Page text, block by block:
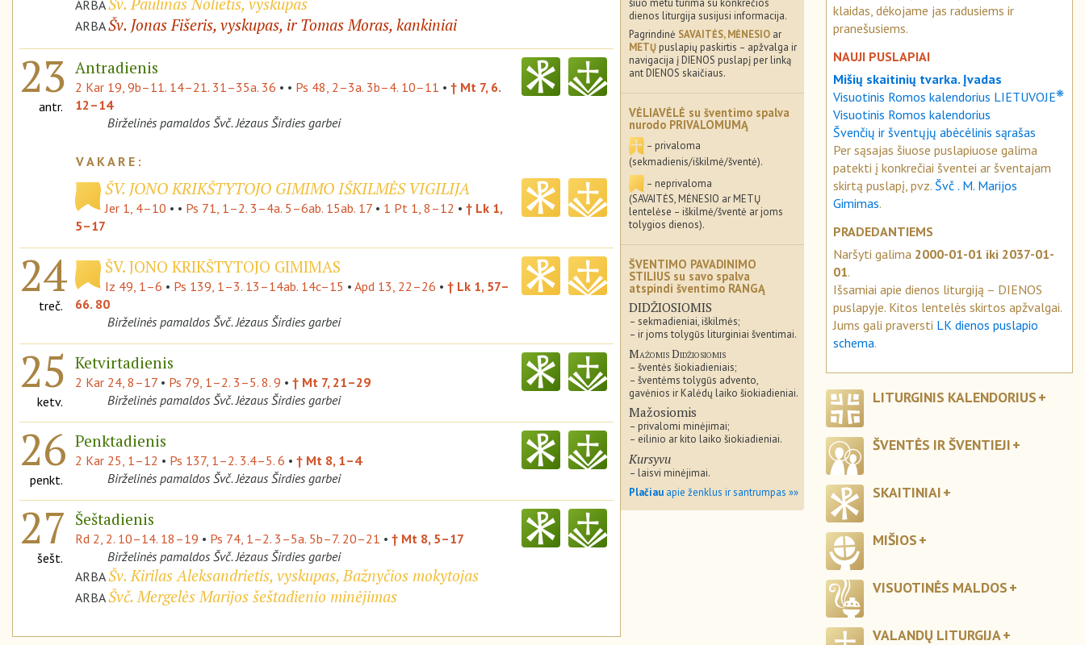
ARBA
ARBAŠv. Jonas Fišeris, vyskupas, ir Tomas Moras, kankiniai
23
antr.
Antradienis
2 Kar 19, 9b–11. 14–21. 31–35a. 36 • • Ps 48, 2–3a. 3b–4. 10–11 • † Mt 7, 6.
12–14
Birželinės pamaldos Švč. Jėzaus Širdies garbei
ŠV. JONO KRIKŠTYTOJO GIMIMO IŠKILMĖS VIGILIJA
Jer 1, 4–10 • • Ps 71, 1–2. 3–4a. 5–6ab. 15ab. 17 • 1 Pt 1, 8–12 • † Lk 1,
5–17
24
treč.
ŠV. JONO KRIKŠTYTOJO GIMIMAS
Iz 49, 1–6 • Ps 139, 1–3. 13–14ab. 14c–15 • Apd 13, 22–26 • † Lk 1, 57–
66. 80
Birželinės pamaldos Švč. Jėzaus Širdies garbei
25
ketv.
Ketvirtadienis
2 Kar 24, 8–17 • Ps 79, 1–2. 3–5. 8. 9 • † Mt 7, 21–29
Birželinės pamaldos Švč. Jėzaus Širdies garbei
26
penkt.
Penktadienis
2 Kar 25, 1–12 • Ps 137, 1–2. 3.4–5. 6 • † Mt 8, 1–4
Birželinės pamaldos Švč. Jėzaus Širdies garbei
27
šešt.
Šeštadienis
Rd 2, 2. 10–14. 18–19 • Ps 74, 1–2. 3–5a. 5b–7. 20–21 • † Mt 8, 5–17
Birželinės pamaldos Švč. Jėzaus Širdies garbei
ARBAŠv. Kirilas Aleksandrietis, vyskupas, Bažnyčios mokytojas
ARBAŠvč. Mergelės Marijos šeštadienio minėjimas
dienos liturgija susijusi informacija.
Pagrindinė SAVAITĖS, MĖNESIO ar
METŲ puslapių paskirtis – apžvalga ir
navigacija į DIENOS puslapį per linką
ant DIENOS skaičiaus.
VĖLIAVĖLĖ su šventimo spalva
nurodo PRIVALOMUMĄ
– privaloma
(sekmadienis/iškilmė/šventė).
– neprivaloma
(SAVAITĖS, MĖNESIO ar METŲ
lentelėse – iškilmė/šventė ar joms
tolygios dienos).
ŠVENTIMO PAVADINIMO
STILIUS su savo spalva
atspindi šventimo RANGĄ
DIDŽIOSIOMIS
– sekmadieniai, iškilmės;
– ir joms tolygūs liturginiai šventimai.
Mažomis Didžiosiomis
– šventės šiokiadieniais;
– šventėms tolygūs advento,
gavėnios ir Kalėdų laiko šiokiadieniai.
Mažosiomis
– privalomi minėjimai;
– eilinio ar kito laiko šiokiadieniai.
Kursyvu
– laisvi minėjimai.
Plačiau apie ženklus ir santrumpas »»
klaidas, dėkojame jas radusiems ir
pranešusiems.
NAUJI PUSLAPIAI
Mišių skaitinių tvarka. Įvadas
Visuotinis Romos kalendorius LIETUVOJE❋
Visuotinis Romos kalendorius
Švenčių ir šventųjų abėcėlinis sąrašas
Per sąsajas šiuose puslapiuose galima
patekti į konkrečiai šventei ar šventajam
skirtą puslapį, pvz. Švč . M. Marijos
Gimimas.
PRADEDANTIEMS
Naršyti galima 2000-01-01 iki 2037-01-
01.
Išsamiai apie dienos liturgiją – DIENOS
puslapyje. Kitos lentelės skirtos apžvalgai.
Jums gali praversti LK dienos puslapio
schema.
LITURGINIS KALENDORIUS
ŠVENTĖS IR ŠVENTIEJI
SKAITINIAI
MIŠIOS
VISUOTINĖS MALDOS
VALANDŲ LITURGIJA